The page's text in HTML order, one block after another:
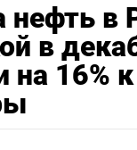
нефть в
в
на 16%